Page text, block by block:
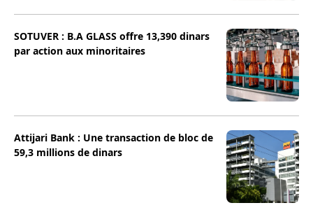
SOTUVER : B.A GLASS offre 13,390 dinars
par action aux minoritaires
Attijari Bank : Une transaction de bloc de
59,3 millions de dinars